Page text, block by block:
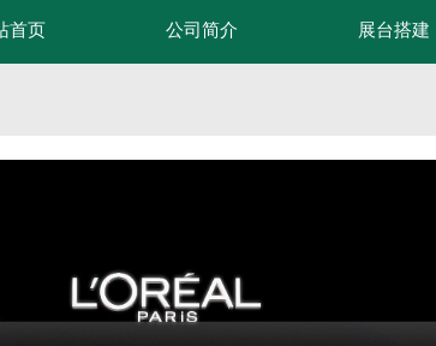
首页 公司简介 展台搭建